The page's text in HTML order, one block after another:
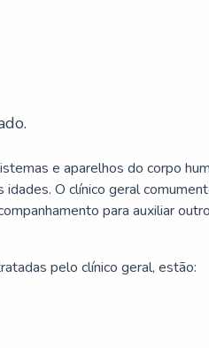
e aparelhos do corpo
O clínico geral
para auxiliar
pelo clínico geral, estão: